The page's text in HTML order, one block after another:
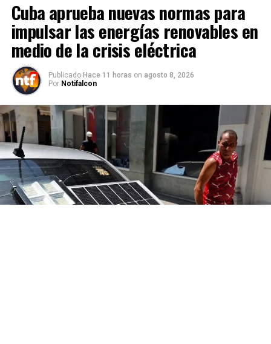
Cuba aprueba nuevas normas para
impulsar las energías renovables en
medio de la crisis eléctrica
Publicado Hace 11 horas on agosto 8, 2026
Por Notifalcon